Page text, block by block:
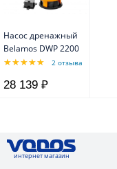
Насос дренажный
Belamos DWP 2200
2 отзыва
28 139 ₽
интернет магазин